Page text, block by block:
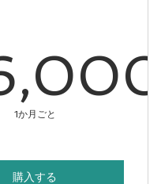
1か月ごと
購入する